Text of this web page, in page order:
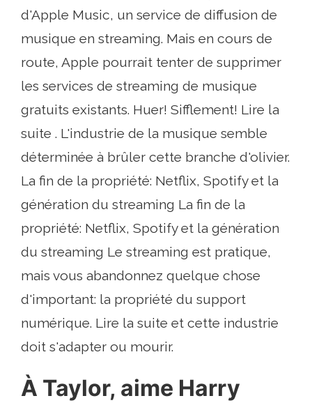
d'Apple Music, un service de diffusion de
musique en streaming. Mais en cours de
route, Apple pourrait tenter de supprimer
les services de streaming de musique
gratuits existants. Huer! Sifflement! Lire la
suite . L'industrie de la musique semble
déterminée à brûler cette branche d'olivier.
La fin de la propriété: Netflix, Spotify et la
génération du streaming La fin de la
propriété: Netflix, Spotify et la génération
du streaming Le streaming est pratique,
mais vous abandonnez quelque chose
d'important: la propriété du support
numérique. Lire la suite et cette industrie
doit s'adapter ou mourir.
À Taylor, aime Harry